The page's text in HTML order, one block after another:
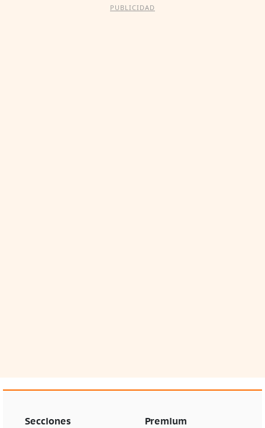
PUBLICIDAD
Secciones Premium